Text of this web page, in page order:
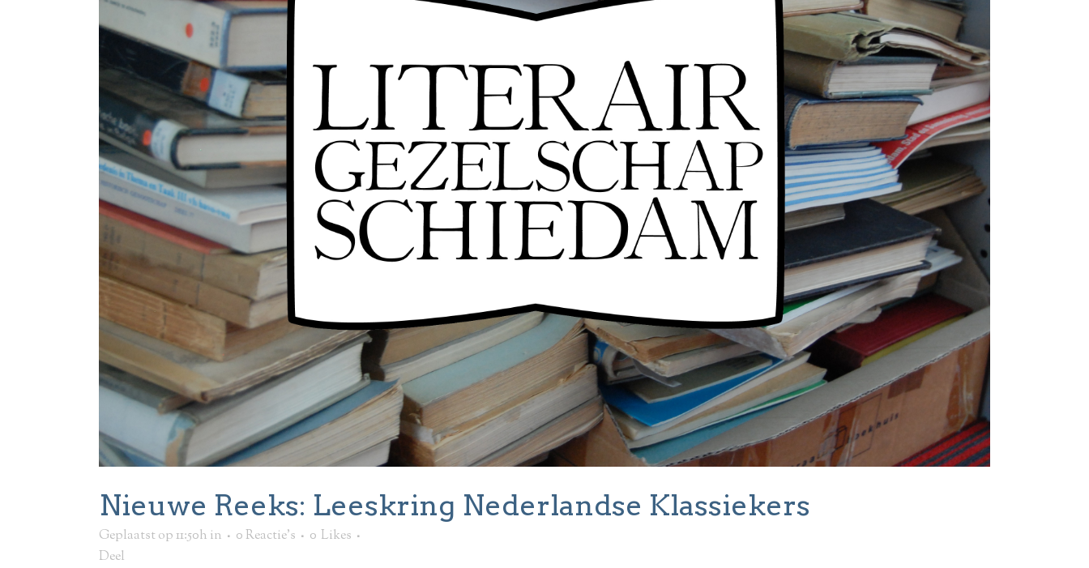
Nieuwe Reeks: Leeskring Nederlandse Klassiekers
Geplaatst op 11:50h in 0 Reactie's 0 Likes
Deel